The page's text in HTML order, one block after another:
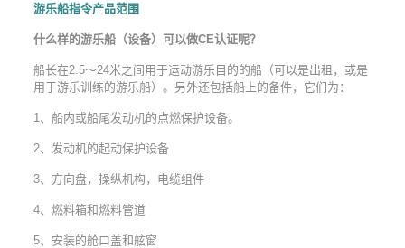
游乐船指令产品范围
什么样的游乐船（设备）可以做CE认证呢？
船长在2.5～24米之间用于运动游乐目的的船（可以是出租，或是
用于游乐训练的游乐船）。另外还包括船上的备件，它们为：
1、船内或船尾发动机的点燃保护设备。
2、发动机的起动保护设备
3、方向盘，操纵机构，电缆组件
4、燃料箱和燃料管道
5、安装的舱口盖和舷窗